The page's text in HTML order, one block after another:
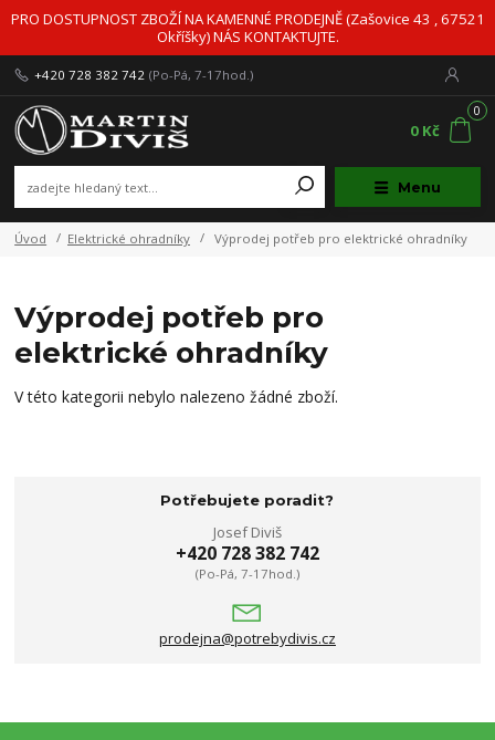
PRO DOSTUPNOST ZBOŽÍ NA KAMENNÉ PRODEJNĚ (Zašovice 43 , 67521
Okříšky) NÁS KONTAKTUJTE.
Menu
+420 728 382 742 (Po-Pá, 7-17hod.)
0
0 Kč
Úvod Elektrické ohradníky Výprodej potřeb pro elektrické ohradníky
Výprodej potřeb pro
elektrické ohradníky
V této kategorii nebylo nalezeno žádné zboží.
Potřebujete poradit?
Josef Diviš
+420 728 382 742
(Po-Pá, 7-17hod.)
prodejna@potrebydivis.cz